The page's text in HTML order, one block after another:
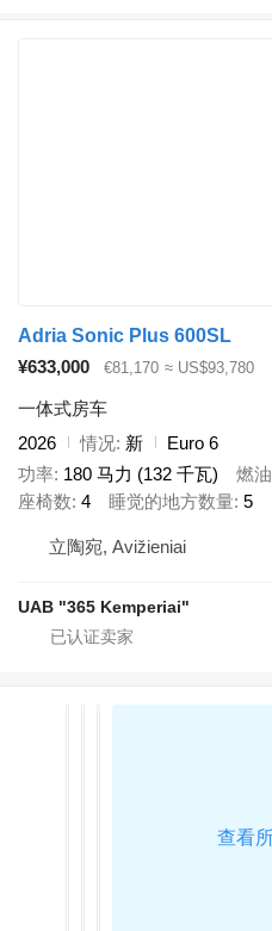
Adria Sonic Plus 600SL
¥633,000
€81,170 ≈ US$93,780
一体式房车
2026
情况 新
Euro 6
功率 180 马力 (132 千瓦) 燃油
座椅数 4 睡觉的地方数量 5
立陶宛, Avižieniai
UAB "365 Kemperiai"